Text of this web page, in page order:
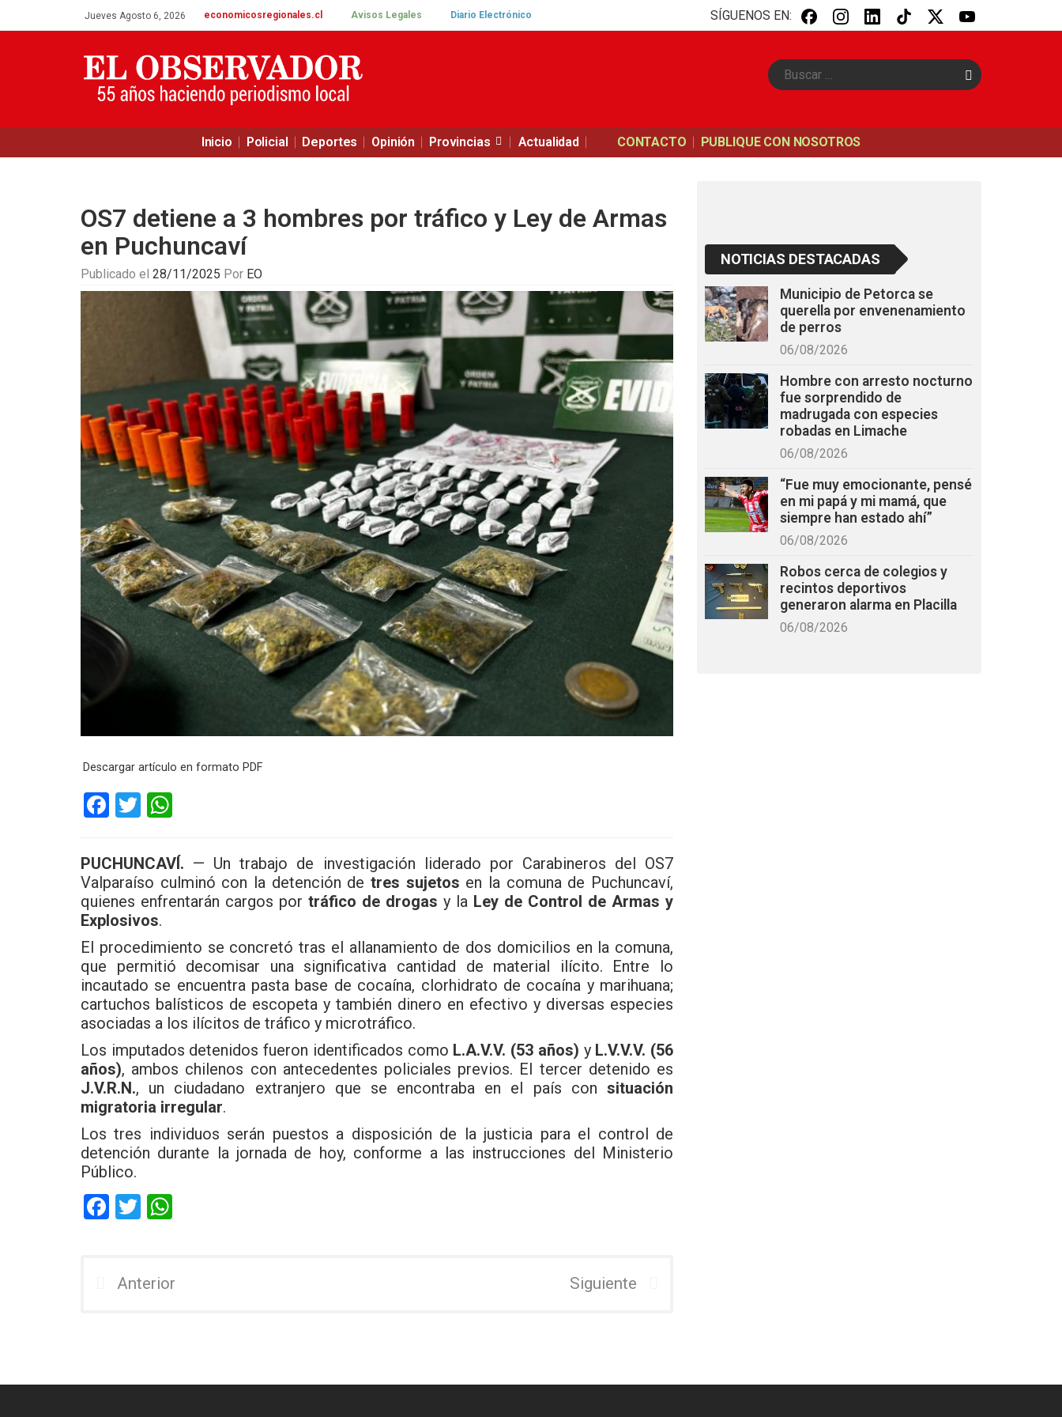
Jueves Agosto 6, 2026 economicosregionales.cl Avisos Legales Diario Electrónico SÍGUENOS EN:
B
u
Inicio Policial Deportes Opinión Provincias Actualidad CONTACTO PUBLIQUE CON NOSOTROS
OS7 detiene a 3 hombres por tráfico y Ley de Armas
en Puchuncaví
Publicado el 28/11/2025 Por EO
Descargar artículo en formato PDF
F
ce
b
o
o
k
T
tt
er
at
s
A
p
PUCHUNCAVÍ. — Un trabajo de investigación liderado por Carabineros del OS7
Valparaíso culminó con la detención de tres sujetos en la comuna de Puchuncaví,
quienes enfrentarán cargos por tráfico de drogas y la Ley de Control de Armas y
Explosivos.
El procedimiento se concretó tras el allanamiento de dos domicilios en la comuna,
que permitió decomisar una significativa cantidad de material ilícito. Entre lo
incautado se encuentra pasta base de cocaína, clorhidrato de cocaína y marihuana;
cartuchos balísticos de escopeta y también dinero en efectivo y diversas especies
asociadas a los ilícitos de tráfico y microtráfico.
Los imputados detenidos fueron identificados como L.A.V.V. (53 años) y L.V.V.V. (56
años), ambos chilenos con antecedentes policiales previos. El tercer detenido es
J.V.R.N., un ciudadano extranjero que se encontraba en el país con situación
migratoria irregular.
Los tres individuos serán puestos a disposición de la justicia para el control de
detención durante la jornada de hoy, conforme a las instrucciones del Ministerio
Público.
F
b
T
er s
Anterior Siguiente
NOTICIAS DESTACADAS
Municipio de Petorca se
querella por envenenamiento
de perros
06/08/2026
Hombre con arresto nocturno
fue sorprendido de
madrugada con especies
robadas en Limache
06/08/2026
“Fue muy emocionante, pensé
en mi papá y mi mamá, que
siempre han estado ahí”
06/08/2026
Robos cerca de colegios y
recintos deportivos
generaron alarma en Placilla
06/08/2026